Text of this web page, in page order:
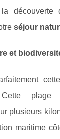
découverte
séjour
et
plage
plusieurs
maritime